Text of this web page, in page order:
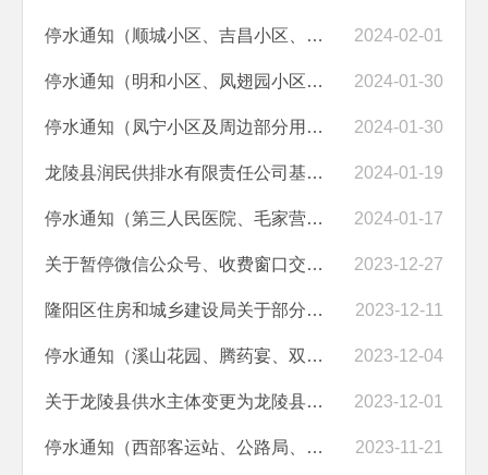
停水通知（顺城小区、吉昌小区、黉学小区及周边用户停水） 2024-02-01
停水通知（明和小区、凤翅园小区、文凤小区、天成商业街、人民医院及周... 2024-01-30
停水通知（凤宁小区及周边部分用户） 2024-01-30
龙陵县润民供排水有限责任公司基本情况 2024-01-19
停水通知（第三人民医院、毛家营腾冲云洁洗涤服务有限公司及沿线两家家... 2024-01-17
关于暂停微信公众号、收费窗口交纳水费的通知 2023-12-27
隆阳区住房和城乡建设局关于部分区域自来水停水的通告 2023-12-11
停水通知（溪山花园、腾药宴、双标杆安置地、玉宸翠景、戒毒所及周边用... 2023-12-04
关于龙陵县供水主体变更为龙陵县东振产投发展集团有限公司的公告 2023-12-01
停水通知（西部客运站、公路局、宝峰山语、公租房、政务中心、观音塘社... 2023-11-21